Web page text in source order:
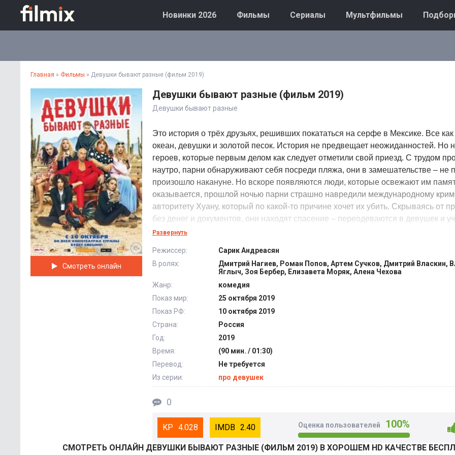
Новинки 2026 Фильмы Сериалы Мультфильмы
Главная » Фильмы » Девушки бывают разные (фильм 2019)
Смотреть онлайн
Девушки бывают разные (фильм 2019)
Девушки бывают разные
Это история о трёх друзьях, решивших покататься на серфе в Мексике. Все как
океан, девушки и золотой песок. История не предвещает неожиданностей. Но
героев, которые первым делом как следует отметили свой приезд. С трудом
наутро, парни обнаруживают себя посреди пляжа, они в замешательстве – не
произошло накануне. Но вскоре появляются люди, которые освежают им
оказывается, прошлой ночью парни страшно навредили международному
авторитету Хуану, который по какой-то причине хочет их убить. Скрываясь от
без денег и документов, они находят спасение – переодеваются в девушек и
женском турнире по сёрфингу. Победа поможет выиграть сто тысяч долларов и
спецслужбы, мафия и даже бойцовые петухи. @Filmix.fan
Развернуть
Режиссер:
Сарик Андреасян
В ролях:
Дмитрий Нагиев, Роман Попов, Артем Сучков, Дмитрий Власкин,
Яглыч, Зоя Бербер, Елизавета Моряк, Алена Чехова
Жанр:
комедия
Показ мир:
25 октября 2019
Показ РФ:
10 октября 2019
Страна:
Россия
Год:
2019
Время:
(90 мин. / 01:30)
Перевод:
Не требуется
Из серии:
про девушек
0
4.028 2.40 Оценка пользователей 100%
СМОТРEТЬ ОНЛАЙН ДЕВУШКИ БЫВАЮТ РАЗНЫЕ (ФИЛЬМ 2019) В ХОРОШЕМ HD КАЧЕСТВЕ